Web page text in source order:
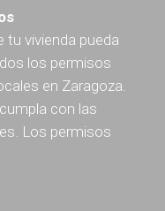
vivienda pueda
los permisos
en Zaragoza.
con las
Los permisos